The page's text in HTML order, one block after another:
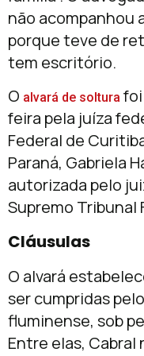
não acompanhou
porque teve de
tem escritório.
O alvará de soltura
feira pela juíza
Federal de
Paraná, Gabriela
autorizada pelo
Supremo Tribunal
Cláusulas
O alvará
ser cumpridas
fluminense, sob
Entre elas, Cabral